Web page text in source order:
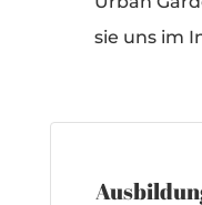
sie uns im